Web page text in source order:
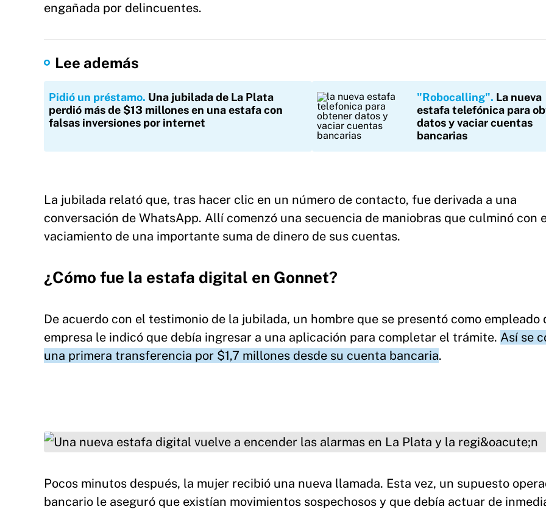
engañada por delincuentes.
Lee además
Pidió un préstamo Una jubilada de La Plata
perdió más de $13 millones en una estafa con
falsas inversiones por internet
"Robocalling" La nueva
estafa telefónica para
datos y vaciar cuentas
bancarias
La jubilada relató que, tras hacer clic en un número de contacto, fue derivada a una
conversación de WhatsApp. Allí comenzó una secuencia de maniobras que culminó con
vaciamiento de una importante suma de dinero de sus cuentas.
¿Cómo fue la estafa digital en Gonnet?
De acuerdo con el testimonio de la jubilada, un hombre que se presentó como empleado
empresa le indicó que debía ingresar a una aplicación para completar el trámite. Así se
una primera transferencia por $1,7 millones desde su cuenta bancaria.
Pocos minutos después, la mujer recibió una nueva llamada. Esta vez, un supuesto
bancario le aseguró que existían movimientos sospechosos y que debía actuar de